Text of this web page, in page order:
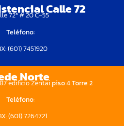
Calle 72
72ª # 20 C-55
Teléfono:
(601) 7451920
Norte
edificio Zentaipiso 4 Torre 2
Teléfono:
(601) 7264721